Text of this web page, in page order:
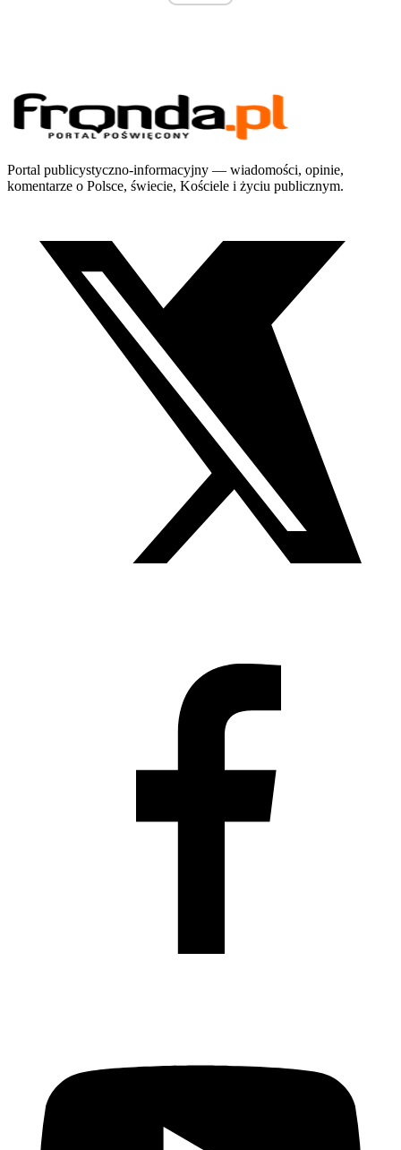
Portal publicystyczno-informacyjny — wiadomości, opinie,
komentarze o Polsce, świecie, Kościele i życiu publicznym.